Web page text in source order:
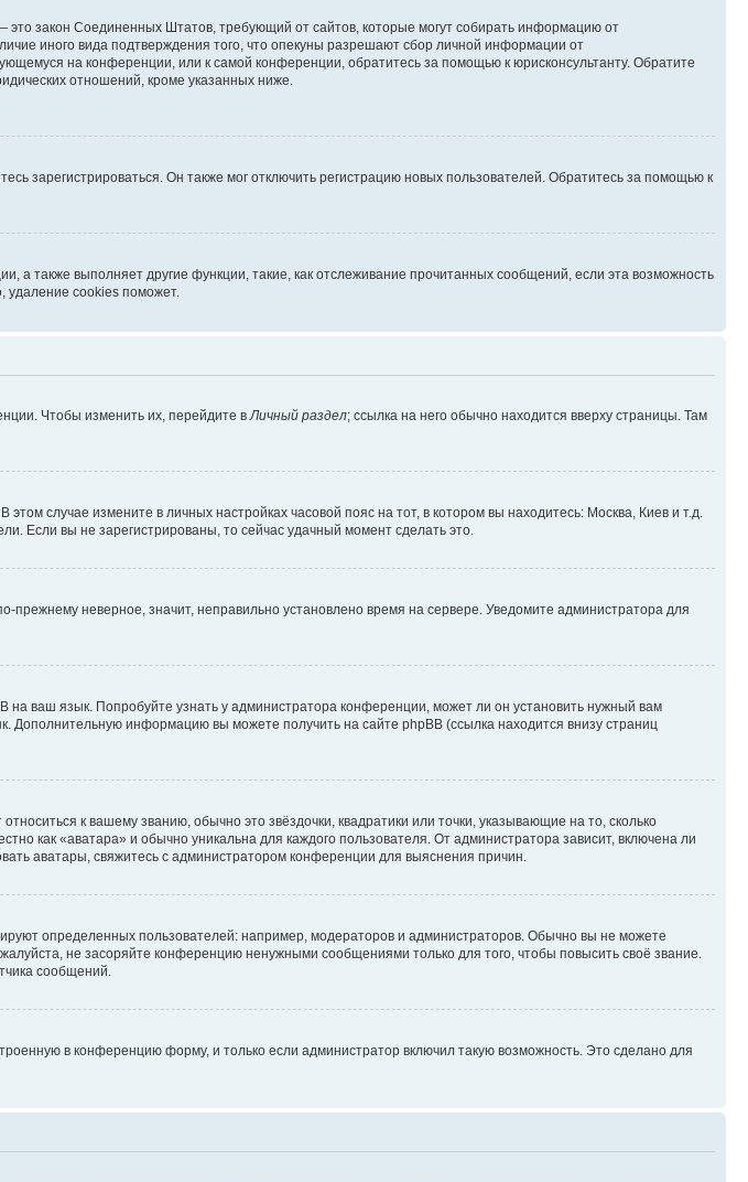
это закон Соединенных Штатов, требующий от сайтов, которые могут собирать информацию от
иного вида подтверждения того, что опекуны разрешают сбор личной информации от
на конференции, или к самой конференции, обратитесь за помощью к юрисконсультанту. Обратите
отношений, кроме указанных ниже.
зарегистрироваться. Он также мог отключить регистрацию новых пользователей. Обратитесь за помощью к
также выполняет другие функции, такие, как отслеживание прочитанных сообщений, если эта возможность
удаление cookies поможет.
Чтобы изменить их, перейдите в Личный раздел; ссылка на него обычно находится вверху страницы. Там
случае измените в личных настройках часовой пояс на тот, в котором вы находитесь: Москва, Киев и т.д.
Если вы не зарегистрированы, то сейчас удачный момент сделать это.
прежнему неверное, значит, неправильно установлено время на сервере. Уведомите администратора для
ваш язык. Попробуйте узнать у администратора конференции, может ли он установить нужный вам
Дополнительную информацию вы можете получить на сайте phpBB (ссылка находится внизу страниц
к вашему званию, обычно это звёздочки, квадратики или точки, указывающие на то, сколько
как «аватара» и обычно уникальна для каждого пользователя. От администратора зависит, включена ли
аватары, свяжитесь с администратором конференции для выяснения причин.
определенных пользователей: например, модераторов и администраторов. Обычно вы не можете
не засоряйте конференцию ненужными сообщениями только для того, чтобы повысить своё звание.
сообщений.
в конференцию форму, и только если администратор включил такую возможность. Это сделано для